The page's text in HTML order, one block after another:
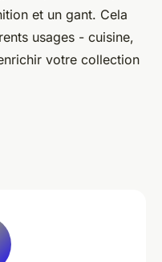
et un gant. Cela
usages - cuisine,
votre collection